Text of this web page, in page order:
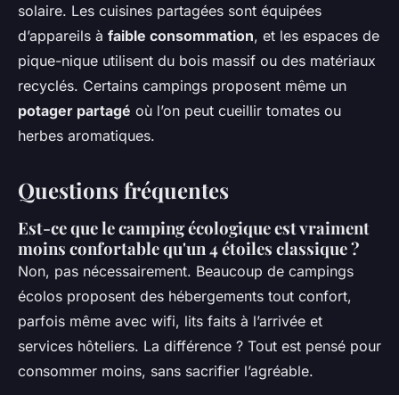
solaire. Les cuisines partagées sont équipées
d’appareils à faible consommation, et les espaces de
pique-nique utilisent du bois massif ou des matériaux
recyclés. Certains campings proposent même un
potager partagé où l’on peut cueillir tomates ou
herbes aromatiques.
Questions fréquentes
Est-ce que le camping écologique est vraiment
moins confortable qu'un 4 étoiles classique ?
Non, pas nécessairement. Beaucoup de campings
écolos proposent des hébergements tout confort,
parfois même avec wifi, lits faits à l’arrivée et
services hôteliers. La différence ? Tout est pensé pour
consommer moins, sans sacrifier l’agréable.